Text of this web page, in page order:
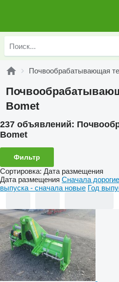
Почвообрабатывающая
Bomet
237 объявлений:
Bomet
Фильтр
Сортировка: Дата размещения
Дата размещения Сначала дорогие
выпуска - сначала новые Год